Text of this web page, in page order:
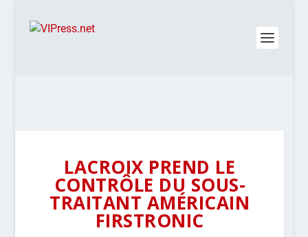
LACROIX PREND LE
CONTRÔLE DU SOUS-
TRAITANT AMÉRICAIN
FIRSTRONIC